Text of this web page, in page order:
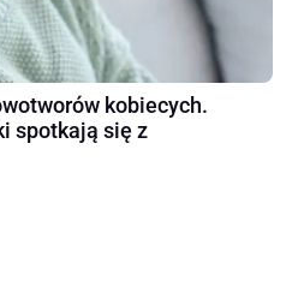
kobiecych.
spotkają się z